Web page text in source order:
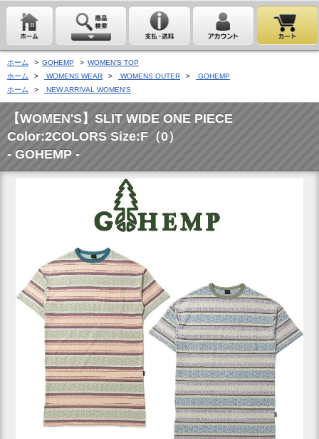
ホーム > GOHEMP > WOMEN'S TOP
ホーム
> WOMENS WEAR > WOMENS OUTER >
GOHEMP
ホーム
> NEW ARRIVAL WOMEN'S
【WOMEN'S】SLIT WIDE ONE PIECE
Color:2COLORS Size:F（0）
- GOHEMP -